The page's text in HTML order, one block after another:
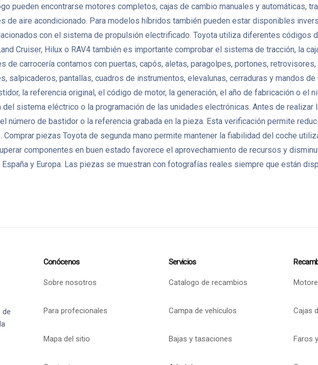
pueden encontrarse motores completos, cajas de cambio manuales y automáticas,
de aire acondicionado. Para modelos híbridos también pueden estar disponibles
con el sistema de propulsión electrificado. Toyota utiliza diferentes códigos
Cruiser, Hilux o RAV4 también es importante comprobar el sistema de tracción, la
de carrocería contamos con puertas, capós, aletas, paragolpes, portones,
salpicaderos, pantallas, cuadros de instrumentos, elevalunas, cerraduras y mandos
la referencia original, el código de motor, la generación, el año de fabricación o el
sistema eléctrico o la programación de las unidades electrónicas. Antes de realizar
número de bastidor o la referencia grabada en la pieza. Esta verificación permite
Comprar piezas Toyota de segunda mano permite mantener la fiabilidad del coche
componentes en buen estado favorece el aprovechamiento de recursos y
y Europa. Las piezas se muestran con fotografías reales siempre que están
de
Conócenos
Sobre nosotros
Para profecionales
Mapa del sitio
Servicios
Catalogo de recambios
Campa de vehículos
Bajas y tasaciones
Cajas
Faros